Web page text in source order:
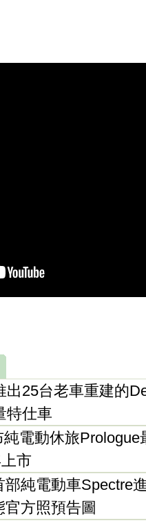
出25台老車重建的
特仕車
純電動休旅
市
部純電動車Spectre
官方照預告圖